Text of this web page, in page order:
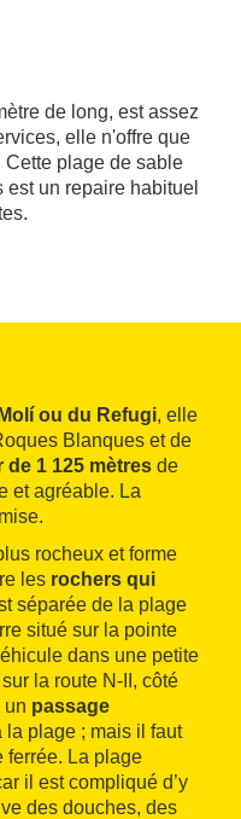
de long, est assez
elle n'offre que
Cette plage de sable
un repaire habituel
ou du Refugi, elle
Blanques et de
de 1 125 mètres de
et agréable. La
rocheux et forme
les rochers qui
séparée de la plage
situé sur la pointe
dans une petite
la route N-II, côté
un passage
la plage ; mais il faut
ferrée. La plage
il est compliqué d’y
des douches, des